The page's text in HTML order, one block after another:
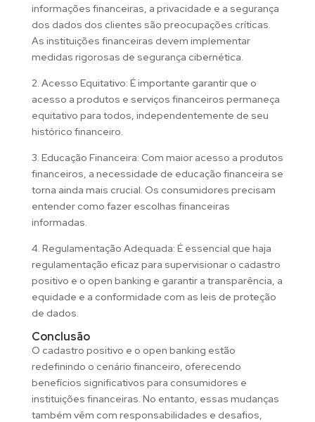
informações financeiras, a privacidade e a segurança
dos dados dos clientes são preocupações críticas.
As instituições financeiras devem implementar
medidas rigorosas de segurança cibernética.
2. Acesso Equitativo: É importante garantir que o
acesso a produtos e serviços financeiros permaneça
equitativo para todos, independentemente de seu
histórico financeiro.
3. Educação Financeira: Com maior acesso a produtos
financeiros, a necessidade de educação financeira se
torna ainda mais crucial. Os consumidores precisam
entender como fazer escolhas financeiras
informadas.
4. Regulamentação Adequada: É essencial que haja
regulamentação eficaz para supervisionar o cadastro
positivo e o open banking e garantir a transparência, a
equidade e a conformidade com as leis de proteção
de dados.
Conclusão
O cadastro positivo e o open banking estão
redefinindo o cenário financeiro, oferecendo
benefícios significativos para consumidores e
instituições financeiras. No entanto, essas mudanças
também vêm com responsabilidades e desafios,